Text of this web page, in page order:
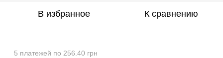
В избранное К сравнению
5 платежей по 256.40 грн